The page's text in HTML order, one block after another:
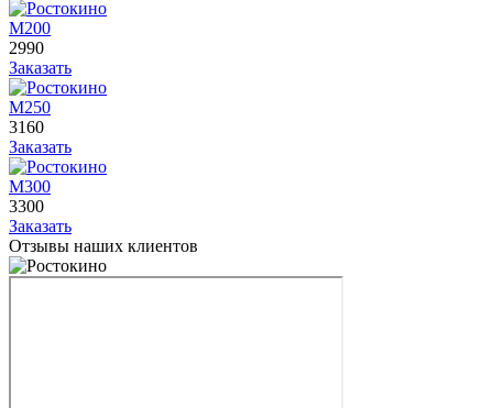
М200
2990
Заказать
М250
3160
Заказать
М300
3300
Заказать
Отзывы наших клиентов